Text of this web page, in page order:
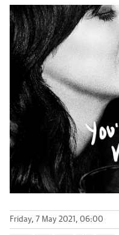
Friday, 7 May 2021, 06:00